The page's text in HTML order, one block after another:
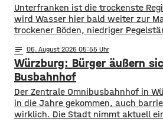
​​Unterfranken ist die trockenste
wird Wasser hier bald weiter zur
trockener Böden, niedriger
​Mit einem neuen Antrag fordern sie
Wasser-Notfallplan für Bayern. ​Die
dabei kurzfristige und langfristige
So sollen unter anderem
notes 06. August 2026 05:55
Würzburg: Bürger äußern
Busbahnhof
Der Zentrale Omnibusbahnhof in
in die Jahre gekommen, auch
wirklich. Die Stadt nimmt aktuell